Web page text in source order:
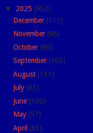
▼ 2025 (952)
December (111)
November (66)
October (80)
September (103)
August (111)
July (63)
June (100)
May (57)
April (63)